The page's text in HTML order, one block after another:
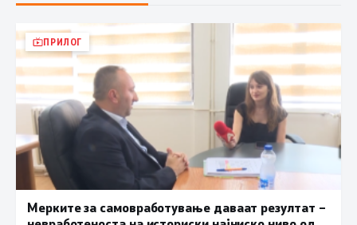
ПРИЛОГ
Мерките за самовработување даваат резултат –